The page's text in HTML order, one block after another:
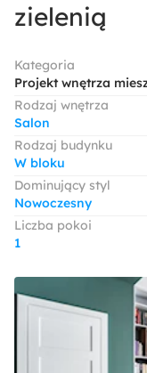
zielenią
Kategoria
Projekt wnętrza
Rodzaj wnętrza
Salon
Rodzaj budynku
W bloku
Dominujący styl
Nowoczesny
Liczba pokoi
1